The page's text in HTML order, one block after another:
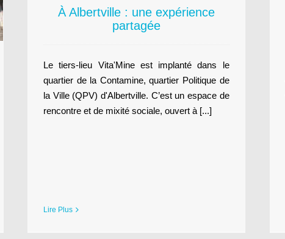
À Albertville : une expérience
partagée
Le tiers-lieu Vita'Mine est implanté dans le
quartier de la Contamine, quartier Politique de
la Ville (QPV) d'Albertville. C’est un espace de
rencontre et de mixité sociale, ouvert à [...]
Lire Plus